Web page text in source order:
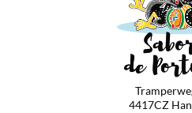
4417CZ